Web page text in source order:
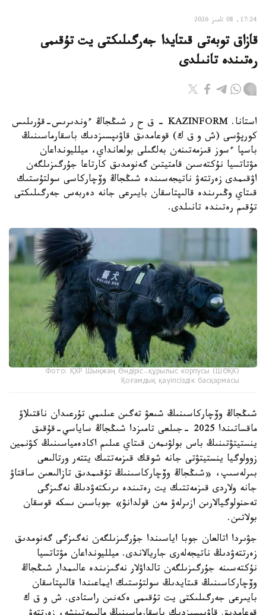
17:24, 08 تامىز 2026
قازاق توبەتى قىتايدا جەرگىلىكتى يت تۇقىمى
رەتىندە تانىلدى
استانا. KAZINFORM – ق ح ر شىڭجاڭ ءوندىرىس-قۇرىلىس
كورپۋسى (ش و ق ك) قوعامدىق قاۋىپسىزدىك باسقارماسىنىڭ
باسپا ءسوز قىزمەتىنەن بەلگىلى بولعانداي، ميلليونداعان
مۋتاتسيا نۇكتەسىن قامتيتىن گەنومدىق كارتاعا جۇرگىزىلگەن
اۋقىمدى زەرتتەۋ ناتيجەسىندە شىڭجاڭ وۆچاركاسى سولتۇستىك
قىتاي وڭىرىندە قالىپتاسقان بايىرعى جانە دەربەس جەرگىلىكتى
تۇقىم رەتىندە تانىلدى.
Фото: ҚХР Шыңжаң Өндіріс-құрылыс корпусы (ШӨҚК)
Қоғамдық қауіпсіздік басқармасы
شىڭجاڭ وۆچاركاسىنىڭ شىعۋ تەگىن عىلىمي تۇرعىدان ناقتىلاۋ
ماقساتىندا 2025 -جىلعى تامىزدا شىڭجاڭ ساياسي-قۇقىق
ينستيتۋتىنىڭ باس بولۋىمەن قىتاي عىلىم اكادەمياسىنىڭ كۋنمين
زوولوگيا ينستيتۋتى جانە شوقك قىزمەتتىك يتتەر ورتالىعى
بىرلەسىپ، «شىڭجاڭ وۆچاركاسىنىڭ تۇقىمدىق تازالىعىن ساقتاۋ
جانە ولاردى قىزمەتتىك يت رەتىندە ىرىكتەۋدىڭ نەگىزگى
تەحنولوگيالارىن ازىرلەۋ مەن قولدانۋ» جوباسىن ىسكە قوسقان
بولاتىن.
جۋىردا اتالعان جوبا اياسىندا جۇرگىزىلگەن نەگىزگى گەنومدىق
زەرتتەۋدىڭ ناتيجەلەرى جاريالاندى. ميلليونداعان مۋتاتسيا
نۇكتەسىنە جۇرگىزىلگەن تالداۋلار نەگىزىندە عالىمدار شىڭجاڭ
وۆچاركاسىنىڭ قىتايدىڭ سولتۇستىك ايماعىندا قالىپتاسقان
بايىرعى جەرگىلىكتى يت تۇقىمى ەكەنىن راستادى. ش و ق ك